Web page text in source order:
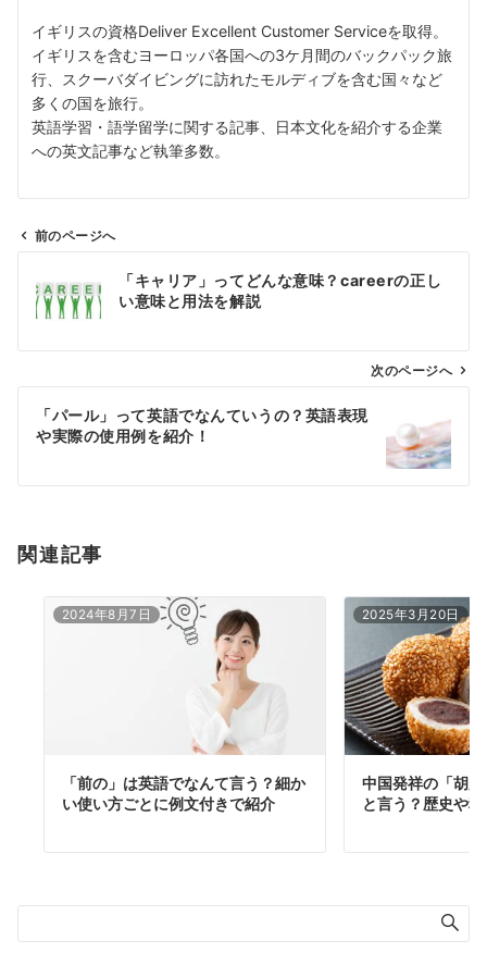
イギリスの資格Deliver Excellent Customer Serviceを取得。
イギリスを含むヨーロッパ各国への3ケ月間のバックパック旅
行、スクーバダイビングに訪れたモルディブを含む国々など
多くの国を旅行。
英語学習・語学留学に関する記事、日本文化を紹介する企業
への英文記事など執筆多数。
ン
前のページへ
「キャリア」ってどんな意味？careerの正し
い意味と用法を解説
次のページへ
「パール」って英語でなんていうの？英語表現
や実際の使用例を紹介！
関連記事
2024年8月7日
「前の」は英語でなんて言う？細か
い使い方ごとに例文付きで紹介
2025年3月20日
中国発祥の「胡
と言う？歴史や